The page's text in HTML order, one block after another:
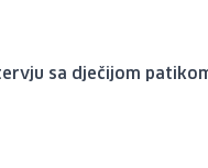
sa dječijom